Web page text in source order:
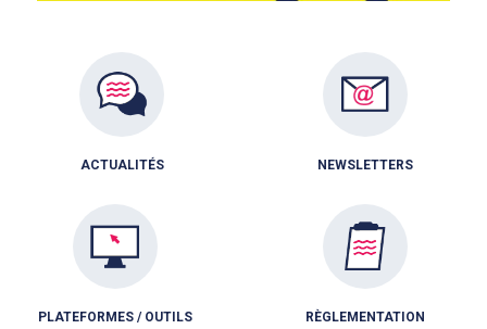
ACTUALITÉS NEWSLETTERS
PLATEFORMES / OUTILS RÈGLEMENTATION